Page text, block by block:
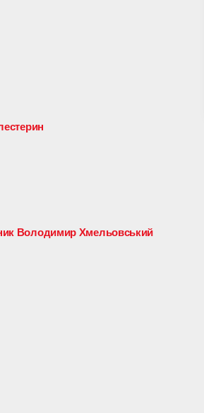
Володимир Хмельовський